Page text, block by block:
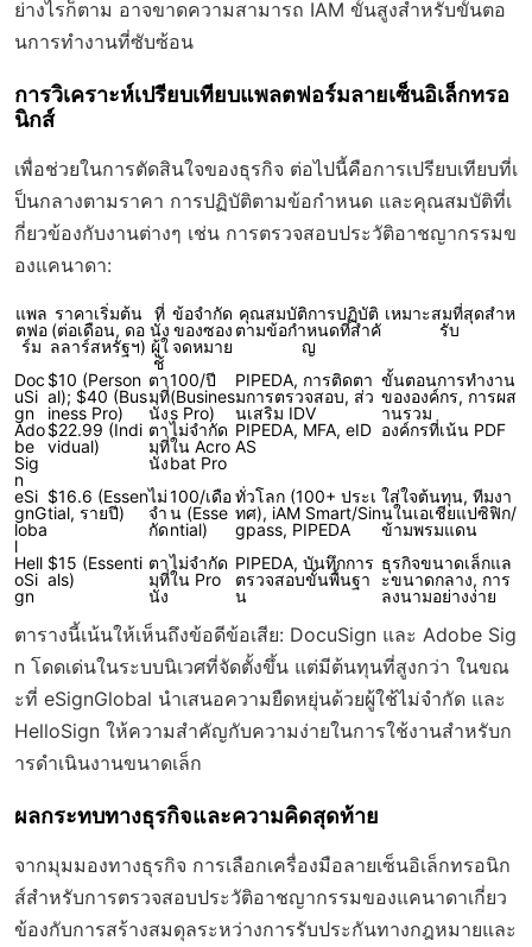
ย่างไรก็ตาม อาจขาดความสามารถ IAM ขั้นสูงสำหรับขั้นตอ
นการทำงานที่ซับซ้อน
การวิเคราะห์เปรียบเทียบแพลตฟอร์มลายเซ็นอิเล็กทรอ
นิกส์
เพื่อช่วยในการตัดสินใจของธุรกิจ ต่อไปนี้คือการเปรียบเทียบที่เ
ป็นกลางตามราคา การปฏิบัติตามข้อกำหนด และคุณสมบัติที่เ
กี่ยวข้องกับงานต่างๆ เช่น การตรวจสอบประวัติอาชญากรรมข
องแคนาดา:
แพล
ตฟอ
ร์ม
ราคาเริ่มต้น
(ต่อเดือน, ดอ
ลลาร์สหรัฐฯ)
ที่
นั่ง
ผู้ใ
ช้
ข้อจำกัด
ของซอง
จดหมาย
คุณสมบัติการปฏิบัติ
ตามข้อกำหนดที่สำคั
ญ
เหมาะสมที่สุดสำห
รับ
Doc
uSi
gn
$10 (Person
al); $40 (Bus
iness Pro)
ตา
มที่
นั่ง
100/ปี
(Busines
s Pro)
PIPEDA, การติดตา
มการตรวจสอบ, ส่ว
นเสริม IDV
ขั้นตอนการทำงาน
ขององค์กร, การผส
านรวม
Ado
be
Sig
n
$22.99 (Indi
vidual)
ตา
มที่
นั่ง
ไม่จำกัด
ใน Acro
bat Pro
PIPEDA, MFA, eID
AS
องค์กรที่เน้น PDF
eSi
gnG
loba
l
$16.6 (Essen
tial, รายปี)
ไม่
จำ
กัด
100/เดือ
น (Esse
ntial)
ทั่วโลก (100+ ประเ
ทศ), iAM Smart/Sin
gpass, PIPEDA
ใส่ใจต้นทุน, ทีมงา
นในเอเชียแปซิฟิก/
ข้ามพรมแดน
Hell
oSi
gn
$15 (Essenti
als)
ตา
มที่
นั่ง
ไม่จำกัด
ใน Pro
PIPEDA, บันทึกการ
ตรวจสอบขั้นพื้นฐา
น
ธุรกิจขนาดเล็กแล
ะขนาดกลาง, การ
ลงนามอย่างง่าย
ตารางนี้เน้นให้เห็นถึงข้อดีข้อเสีย: DocuSign และ Adobe Sig
n โดดเด่นในระบบนิเวศที่จัดตั้งขึ้น แต่มีต้นทุนที่สูงกว่า ในขณ
ะที่ eSignGlobal นำเสนอความยืดหยุ่นด้วยผู้ใช้ไม่จำกัด และ
HelloSign ให้ความสำคัญกับความง่ายในการใช้งานสำหรับก
ารดำเนินงานขนาดเล็ก
ผลกระทบทางธุรกิจและความคิดสุดท้าย
จากมุมมองทางธุรกิจ การเลือกเครื่องมือลายเซ็นอิเล็กทรอนิก
ส์สำหรับการตรวจสอบประวัติอาชญากรรมของแคนาดาเกี่ยว
ข้องกับการสร้างสมดุลระหว่างการรับประกันทางกฎหมายและ